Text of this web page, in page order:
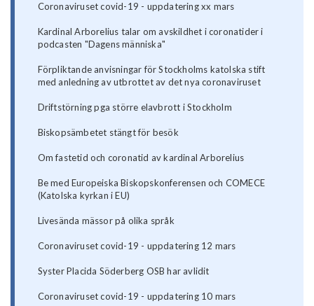
Coronaviruset covid-19 - uppdatering xx mars
Kardinal Arborelius talar om avskildhet i coronatider i
podcasten "Dagens människa"
Förpliktande anvisningar för Stockholms katolska stift
med anledning av utbrottet av det nya coronaviruset
Driftstörning pga större elavbrott i Stockholm
Biskopsämbetet stängt för besök
Om fastetid och coronatid av kardinal Arborelius
Be med Europeiska Biskopskonferensen och COMECE
(Katolska kyrkan i EU)
Livesända mässor på olika språk
Coronaviruset covid-19 - uppdatering 12 mars
Syster Placida Söderberg OSB har avlidit
Coronaviruset covid-19 - uppdatering 10 mars